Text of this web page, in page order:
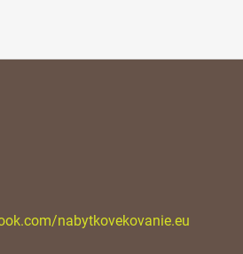
nabytkovekovanie.eu